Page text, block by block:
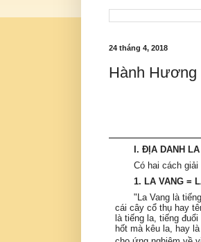
24 tháng 4, 2018
Hành Hương
I. ĐỊA DANH LA
Có hai cách
1. LA VANG =
"La Vang là
cái cây cổ thụ hay
là tiếng la, tiếng
hốt mà kêu la, hay